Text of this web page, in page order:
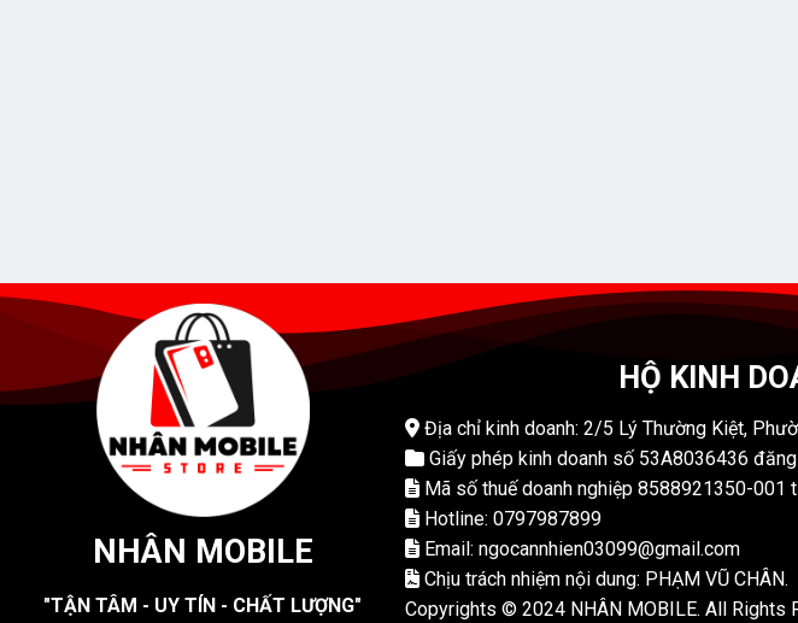
NHÂN MOBILE
"TẬN TÂM - UY TÍN - CHẤT LƯỢNG"
HỘ KINH
Địa chỉ kinh doanh: 2/5 Lý Thường Kiệt,
Giấy phép kinh doanh số 53A8036436
Mã số thuế doanh nghiệp 8588921350-001
Hotline: 0797987899
Email: ngocannhien03099@gmail.com
Chịu trách nhiệm nội dung: PHẠM VŨ CHÂN.
Copyrights © 2024 NHÂN MOBILE. All Rights